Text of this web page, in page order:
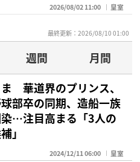
2026/08/02 11:00 皇室
最終更新：2026/08/10 01:00
週間
月間
華道界のプリンス、
部卒の同期、造船一族
…注目高まる「3人の
」
2024/12/11 06:00 皇室